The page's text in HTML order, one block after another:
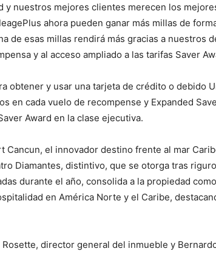
y nuestros mejores clientes merecen los
ahora pueden ganar más millas de
de esas millas rendirá más gracias a nuestros
y al acceso ampliado a las tarifas Saver
obtener y usar una tarjeta de crédito o debido
en cada vuelo de recompense y Expanded
Award en la clase ejecutiva.
Cancun, el innovador destino frente al mar
Diamantes, distintivo, que se otorga tras
durante el año, consolida a la propiedad
en América Norte y el Caribe,
Rosette, director general del inmueble y